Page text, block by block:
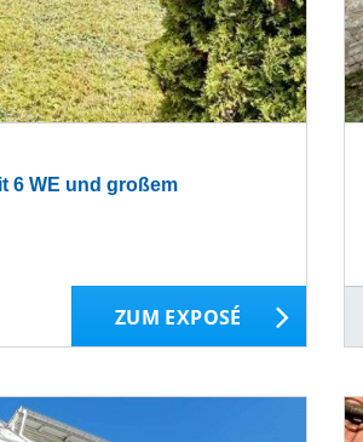
6 WE und großem
ZUM EXPOSÉ